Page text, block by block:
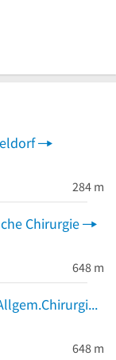
284 m
Chirurgie
648 m
Dr.med. Melanie Endrizzi Fachärztin f. Allgem.Chirurgie
648 m